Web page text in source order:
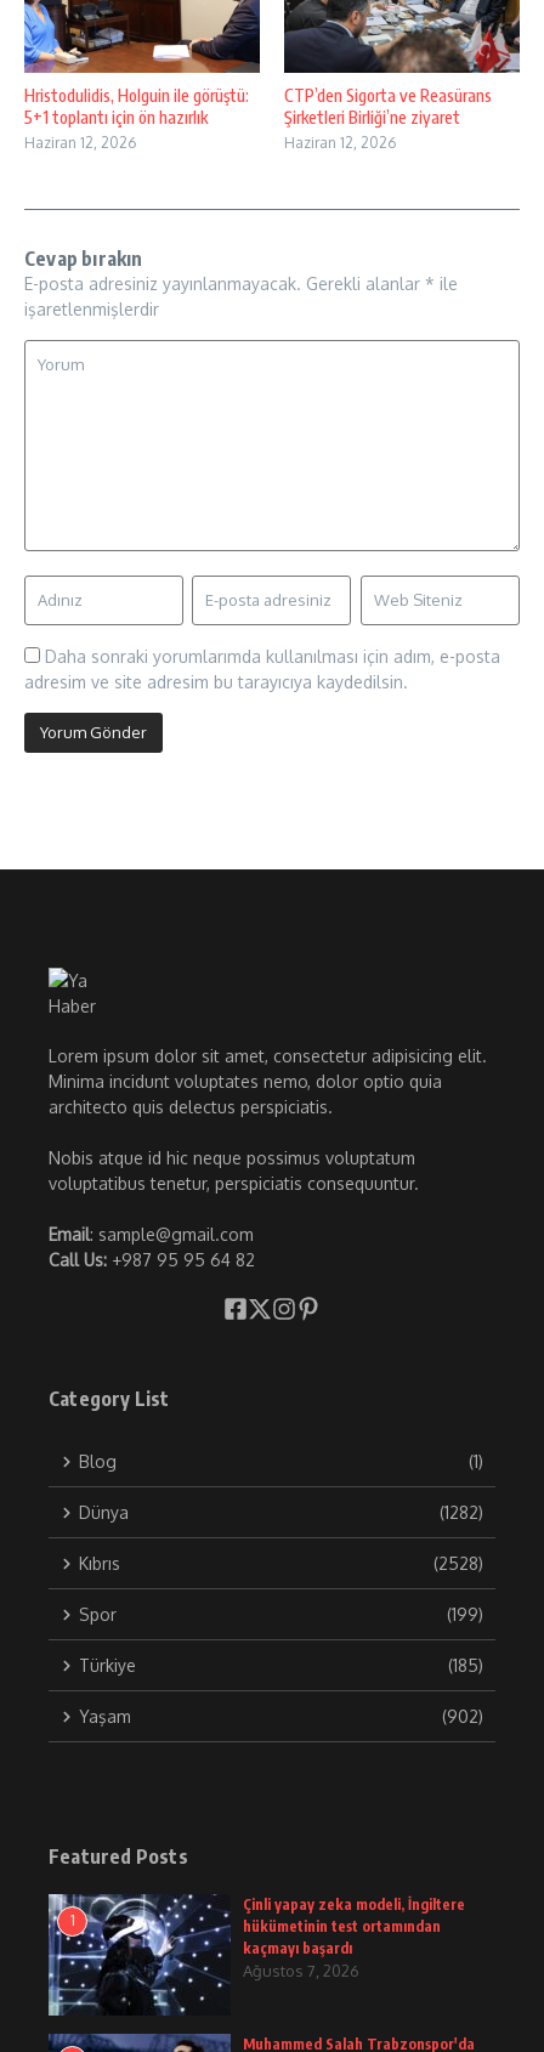
Hristodulidis, Holguin ile görüştü:
5+1 toplantı için ön hazırlık
Haziran 12, 2026
CTP’den Sigorta ve Reasürans
Şirketleri Birliği’ne ziyaret
Haziran 12, 2026
Cevap bırakın
E-posta adresiniz yayınlanmayacak. Gerekli alanlar * ile
işaretlenmişlerdir
Daha sonraki yorumlarımda kullanılması için adım, e-posta
adresim ve site adresim bu tarayıcıya kaydedilsin.
Lorem ipsum dolor sit amet, consectetur adipisicing elit.
Minima incidunt voluptates nemo, dolor optio quia
architecto quis delectus perspiciatis.
Nobis atque id hic neque possimus voluptatum
voluptatibus tenetur, perspiciatis consequuntur.
Email: sample@gmail.com
Call Us: +987 95 95 64 82
Category List
Blog (1)
Dünya (1282)
Kıbrıs (2528)
Spor (199)
Türkiye (185)
Yaşam (902)
Featured Posts
1
Çinli yapay zeka modeli, İngiltere
hükümetinin test ortamından
kaçmayı başardı
Ağustos 7, 2026
Muhammed Salah Trabzonspor'da